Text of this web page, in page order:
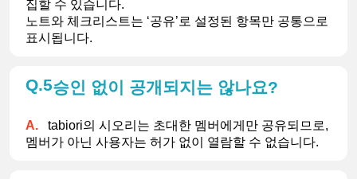
집할 수 있습니다.
노트와 체크리스트는 ‘공유’로 설정된 항목만 공통으로
표시됩니다.
5승인 없이 공개되지는 않나요?
tabiori의 시오리는 초대한 멤버에게만 공유되므로,
멤버가 아닌 사용자는 허가 없이 열람할 수 없습니다.